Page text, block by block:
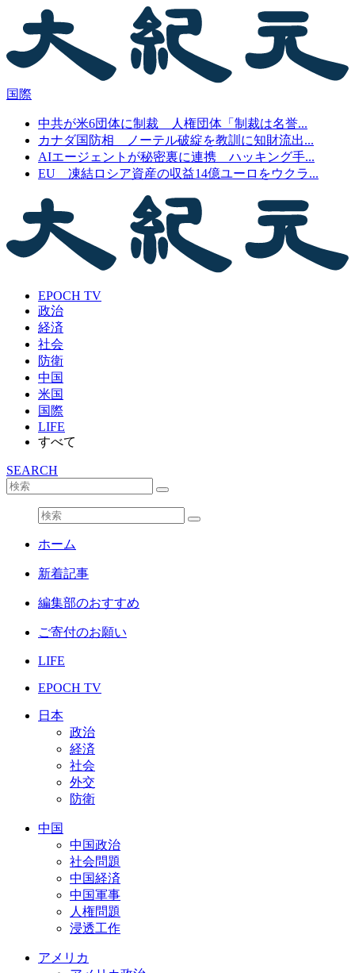
国際
中共が米6団体に制裁 人権団体「制裁は名誉...
カナダ国防相 ノーテル破綻を教訓に知財流出...
AIエージェントが秘密裏に連携 ハッキング手...
EU 凍結ロシア資産の収益14億ユーロをウクラ...
EPOCH TV
政治
経済
社会
防衛
中国
米国
国際
LIFE
すべて
SEARCH
ホーム
新着記事
編集部のおすすめ
ご寄付のお願い
LIFE
EPOCH TV
日本
政治
経済
社会
外交
防衛
中国
中国政治
社会問題
中国経済
中国軍事
人権問題
浸透工作
アメリカ